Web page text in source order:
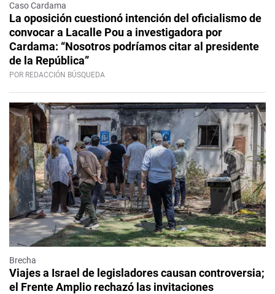
Caso Cardama
La oposición cuestionó intención del oficialismo de
convocar a Lacalle Pou a investigadora por
Cardama: “Nosotros podríamos citar al presidente
de la República”
POR REDACCIÓN BÚSQUEDA
Brecha
Viajes a Israel de legisladores causan controversia;
el Frente Amplio rechazó las invitaciones